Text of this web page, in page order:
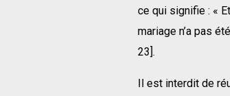
ce qui signifie : «
mariage n’a pas
23].
Il est interdit de